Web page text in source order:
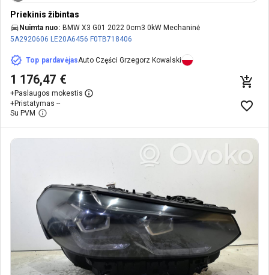
Priekinis žibintas
Nuimta nuo: BMW X3 G01 2022 0cm3 0kW Mechaninė
5A2920606 LE20A6456 F0TB718406
Top pardavėjasAuto Części Grzegorz Kowalski
1 176,47 €
+Paslaugos mokestis
+Pristatymas --
Su PVM